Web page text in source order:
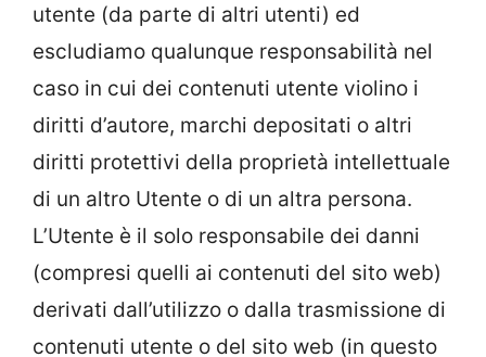
utente (da parte di altri utenti) ed
escludiamo qualunque responsabilità nel
caso in cui dei contenuti utente violino i
diritti d’autore, marchi depositati o altri
diritti protettivi della proprietà intellettuale
di un altro Utente o di un altra persona.
L’Utente è il solo responsabile dei danni
(compresi quelli ai contenuti del sito web)
derivati dall’utilizzo o dalla trasmissione di
contenuti utente o del sito web (in questo